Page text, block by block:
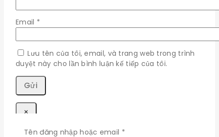
Email *
Lưu tên của tôi, email, và trang web trong trình
duyệt này cho lần bình luận kế tiếp của tôi.
×
Tên đăng nhập hoặc email *Bắt